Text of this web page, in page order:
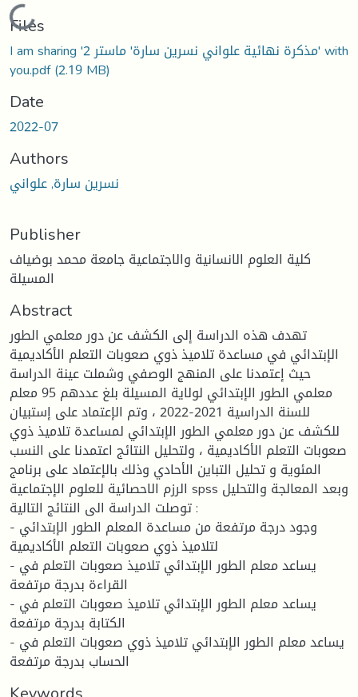
Loading...
Files
I am sharing 'مذكرة نهائية علواني نسرين سارة' ماستر 2' with
you.pdf(2.19 MB)
Date
2022-07
Authors
نسرين سارة, علواني
Publisher
كلية العلوم الانسانية والاجتماعية جامعة محمد بوضياف
المسيلة
Abstract
تهدف هذه الدراسة إلى الكشف عن دور معلمي الطور
الإبتدائي في مساعدة تلاميذ ذوي صعوبات التعلم الأكاديمية
حيث إعتمدنا على المنهج الوصفي وشملت عينة الدراسة
معلمي الطور الإبتدائي لولاية المسيلة بلغ عددهم 95 معلم
للسنة الدراسية 2021-2022 ، وتم الإعتماد على إستبيان
للكشف عن دور معلمي الطور الإبتدائي لمساعدة تلاميذ ذوي
صعوبات التعلم الأكاديمية ، ولتحليل النتائج اعتمدنا على النسب
المئوية و تحليل التباين الأحادي وذلك بالإعتماد على برنامج
الرزم الاحصائية للعلوم الإجتماعية spss وبعد المعالجة والتحليل
توصلت الدراسة الى النتائج التالية :
- وجود درجة مرتفعة من مساعدة المعلم الطور الإبتدائي
لتلاميذ ذوي صعوبات التعلم الأكاديمية
- يساعد معلم الطور الإبتدائي تلاميذ صعوبات التعلم في
القراءة بدرجة مرتفعة
- يساعد معلم الطور الإبتدائي تلاميذ صعوبات التعلم في
الكتابة بدرجة مرتفعة
- يساعد معلم الطور الإبتدائي تلاميذ ذوي صعوبات التعلم في
الحساب بدرجة مرتفعة